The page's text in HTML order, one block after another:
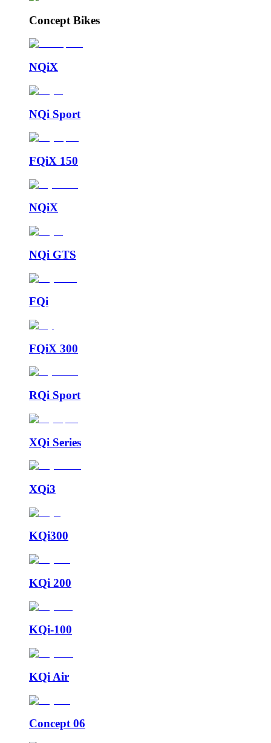
Concept Bikes
NQiX
NQi Sport
FQiX 150
NQiX
NQi GTS
FQi
FQiX 300
RQi Sport
XQi Series
XQi3
KQi300
KQi 200
KQi-100
KQi Air
Concept 06